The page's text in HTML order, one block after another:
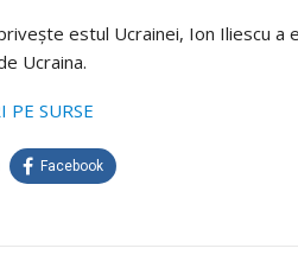
estul Ucrainei, Ion Iliescu a
Ucraina.
PE SURSE
Facebook